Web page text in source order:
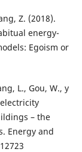
Z. (2018).
energy-
Egoism or
L., Gou, W., y
– the
Energy and